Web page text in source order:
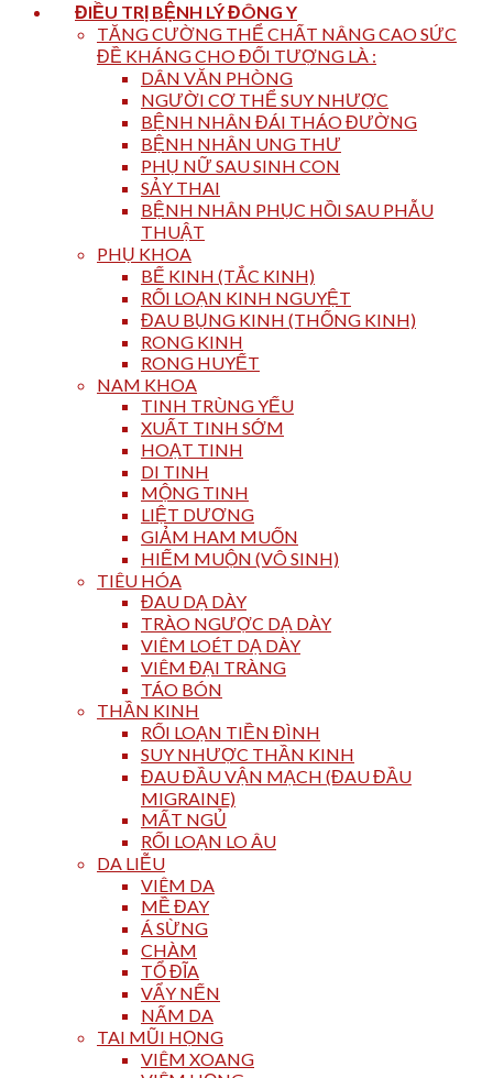
ĐIỀU TRỊ BỆNH LÝ ĐÔNG Y
TĂNG CƯỜNG THỂ CHẤT NÂNG CAO SỨC
ĐỀ KHÁNG CHO ĐỐI TƯỢNG LÀ :
DÂN VĂN PHÒNG
NGƯỜI CƠ THỂ SUY NHƯỢC
BỆNH NHÂN ĐÁI THÁO ĐƯỜNG
BỆNH NHÂN UNG THƯ
PHỤ NỮ SAU SINH CON
SẢY THAI
BỆNH NHÂN PHỤC HỒI SAU PHẪU
THUẬT
PHỤ KHOA
BẾ KINH (TẮC KINH)
RỐI LOẠN KINH NGUYỆT
ĐAU BỤNG KINH (THỐNG KINH)
RONG KINH
RONG HUYẾT
NAM KHOA
TINH TRÙNG YẾU
XUẤT TINH SỚM
HOẠT TINH
DI TINH
MỘNG TINH
LIỆT DƯƠNG
GIẢM HAM MUỐN
HIẾM MUỘN (VÔ SINH)
TIÊU HÓA
ĐAU DẠ DÀY
TRÀO NGƯỢC DẠ DÀY
VIÊM LOÉT DẠ DÀY
VIÊM ĐẠI TRÀNG
TÁO BÓN
THẦN KINH
RỐI LOẠN TIỀN ĐÌNH
SUY NHƯỢC THẦN KINH
ĐAU ĐẦU VẬN MẠCH (ĐAU ĐẦU
MIGRAINE)
MẤT NGỦ
RỐI LOẠN LO ÂU
DA LIỄU
VIÊM DA
MỀ ĐAY
Á SỪNG
CHÀM
TỔ ĐĨA
VẨY NẾN
NẤM DA
TAI MŨI HỌNG
VIÊM XOANG